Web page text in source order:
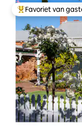
Topfavoriet van
Favoriet van